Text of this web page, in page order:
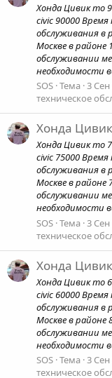
Хонда Цивик то
civic 90000 Время
обслуживания в
Москве в районе
обслуживании
необходимости
SOS Тема 3 Сен
техническое
Хонда
Хонда Цивик то
civic 75000 Время
обслуживания в
Москве в районе
обслуживании
необходимости
SOS Тема 3 Сен
техническое
Хонда
Хонда Цивик то
civic 60000 Время
обслуживания в
Москве в районе
обслуживании
необходимости
SOS Тема 3 Сен
техническое